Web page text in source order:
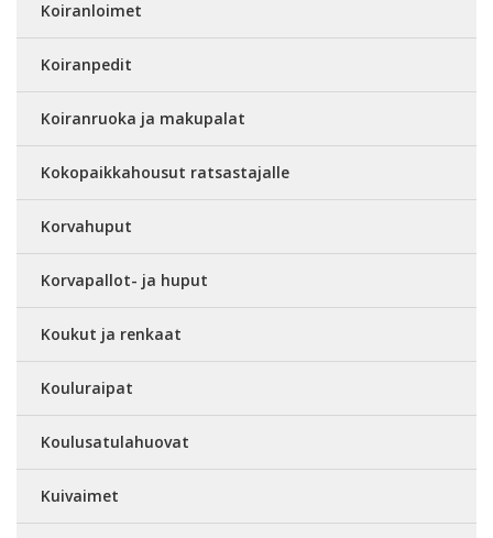
Koiranloimet
Koiranpedit
Koiranruoka ja makupalat
Kokopaikkahousut ratsastajalle
Korvahuput
Korvapallot- ja huput
Koukut ja renkaat
Kouluraipat
Koulusatulahuovat
Kuivaimet